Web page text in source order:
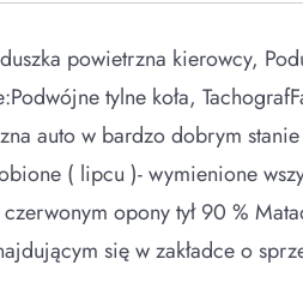
powietrzna kierowcy,
tylne koła,
auto w bardzo dobrym
( lipcu )- wymienione
opony tył 90 %
się w zakładce o